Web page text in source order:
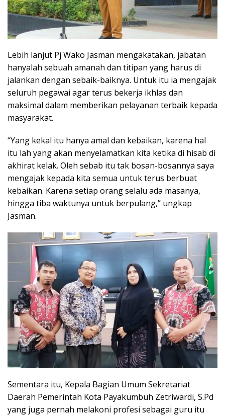
Lebih lanjut Pj Wako Jasman mengakatakan, jabatan
hanyalah sebuah amanah dan titipan yang harus di
jalankan dengan sebaik-baiknya. Untuk itu ia mengajak
seluruh pegawai agar terus bekerja ikhlas dan
maksimal dalam memberikan pelayanan terbaik kepada
masyarakat.
“Yang kekal itu hanya amal dan kebaikan, karena hal
itu lah yang akan menyelamatkan kita ketika di hisab di
akhirat kelak. Oleh sebab itu tak bosan-bosannya saya
mengajak kepada kita semua untuk terus berbuat
kebaikan. Karena setiap orang selalu ada masanya,
hingga tiba waktunya untuk berpulang,” ungkap
Jasman.
Sementara itu, Kepala Bagian Umum Sekretariat
Daerah Pemerintah Kota Payakumbuh Zetriwardi, S.Pd
yang juga pernah melakoni profesi sebagai guru itu